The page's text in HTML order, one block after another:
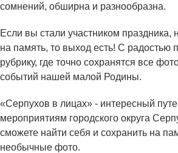
сомнений, обширна и разнообразна.
Если вы стали участником праздника,
на память, то выход есть! С радостью
рубрику, где точно сохранятся все
событий нашей малой Родины.
«Серпухов в лицах» - интересный
мероприятиям городского округа
сможете найти себя и сохранить на
необычные фото.